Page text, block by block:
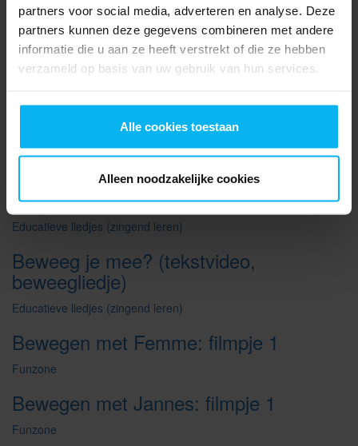
partners voor social media, adverteren en analyse. Deze
partners kunnen deze gegevens combineren met andere
informatie die u aan ze heeft verstrekt of die ze hebben
verzameld op basis van uw gebruik van hun services.
Alle cookies toestaan
Alleen noodzakelijke cookies
Armen opwarmen
(bewegingstussendoortje)
Funzone
Automatisatie: maaltafels: aanleren van
Lya's bewegingen (zittend)
Automatisatiefilmpjes
Beweeg je mee? (muziekvideo,
beweegliedje)
Educatieve liedjes (zingend leren)
Beweeg je mee? (tekstvideo,
beweegliedje)
Educatieve liedjes (zingend leren)
Bewegen met Femme: filmpje 1
Funzone
Bewegen met Jannes: filmpje 1
Funzone